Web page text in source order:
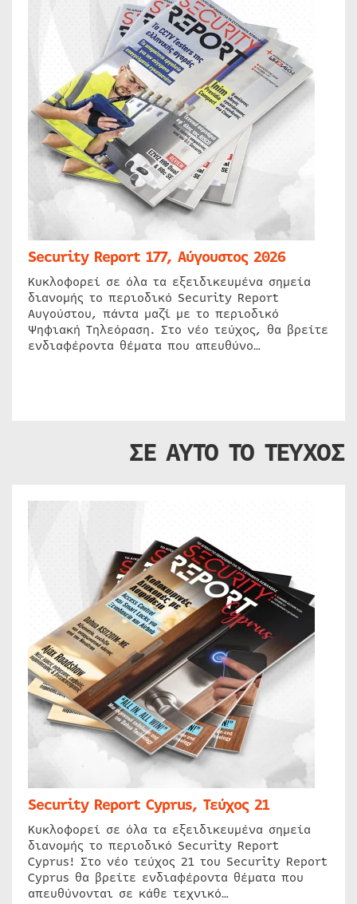
Security Report 177, Αύγουστος 2026
Κυκλοφορεί σε όλα τα εξειδικευμένα σημεία
διανομής το περιοδικό Security Report
Αυγούστου, πάντα μαζί με το περιοδικό
Ψηφιακή Τηλεόραση. Στο νέο τεύχος, θα βρείτε
ενδιαφέροντα θέματα που απευθύνο…
ΣΕ ΑΥΤΟ ΤΟ ΤΕΥΧΟΣ
Security Report Cyprus, Τεύχος 21
Κυκλοφορεί σε όλα τα εξειδικευμένα σημεία
διανομής το περιοδικό Security Report
Cyprus! Στο νέο τεύχος 21 του Security Report
Cyprus θα βρείτε ενδιαφέροντα θέματα που
απευθύνονται σε κάθε τεχνικό…